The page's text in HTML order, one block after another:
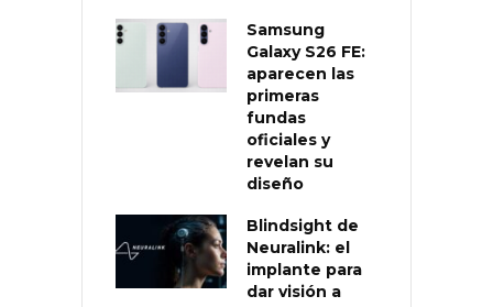
Samsung
Galaxy S26 FE:
aparecen las
primeras
fundas
oficiales y
revelan su
diseño
Blindsight de
Neuralink: el
implante para
dar visión a